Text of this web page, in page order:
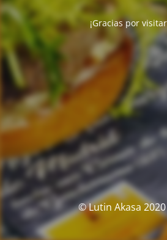
¡Gracias por
© Lutin Akasa